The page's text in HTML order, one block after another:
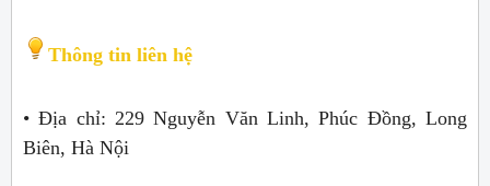
Thông tin liên hệ
• Địa chỉ: 229 Nguyễn Văn Linh, Phúc Đồng, Long
Biên, Hà Nội